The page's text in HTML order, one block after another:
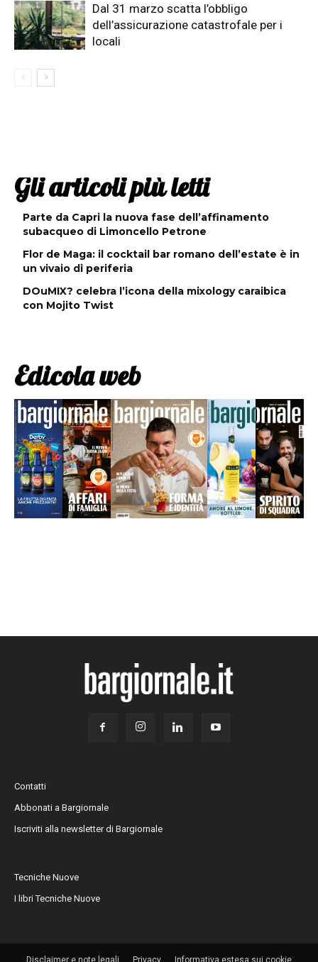
Dal 31 marzo scatta l’obbligo
dell’assicurazione catastrofale per i
locali
Gli articoli più letti
Parte da Capri la nuova fase dell’affinamento
subacqueo di Limoncello Petrone
Flor de Maga: il cocktail bar romano dell’estate è in
un vivaio di periferia
DOuMIX? celebra l’icona della mixology caraibica
con Mojito Twist
Edicola web
Contatti
Abbonati a Bargiornale
Iscriviti alla newsletter di Bargiornale
Tecniche Nuove
I libri Tecniche Nuove
Disclaimer e note legali Privacy Informativa estesa sui cookie